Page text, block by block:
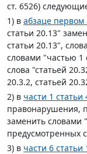
ст. 6526)
1) в абзаце первом
статьи 20.13"
статьи 20.13",
словами "частью 1
слова "статьей
20.3.2, статьей
2) в части 1 статьи
правонарушения,
заменить
предусмотренных
3) в части 6 статьи